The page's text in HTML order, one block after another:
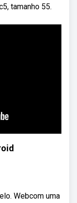
tamanho 55.
Webcom uma